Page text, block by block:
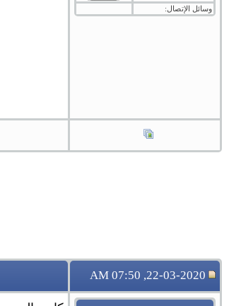
وسائل الإتصال:
22-03-2020, 07:50 AM